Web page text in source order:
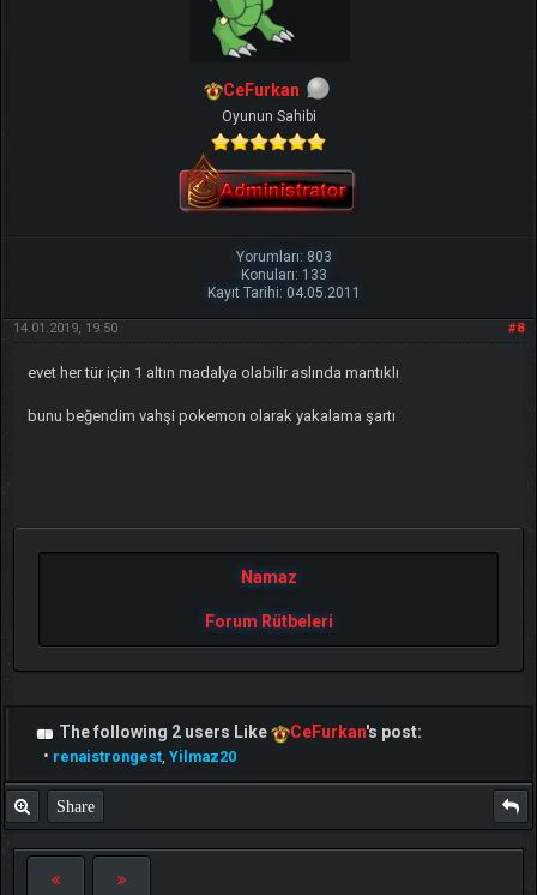
CeFurkan
Oyunun Sahibi
Yorumları: 803
Konuları: 133
Kayıt Tarihi: 04.05.2011
#8
14.01.2019, 19:50
evet her tür için 1 altın madalya olabilir aslında mantıklı
bunu beğendim vahşi pokemon olarak yakalama şartı
Namaz
Forum Rütbeleri
The following 2 users Like CeFurkan's post:
• renaistrongest, Yilmaz20
Share